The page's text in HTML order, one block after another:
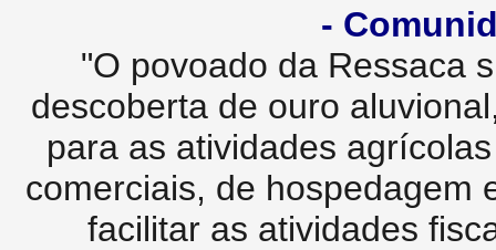
-
"O povoado da Ressaca
descoberta de ouro
para as atividades
comerciais, de hospedagem
facilitar as atividades